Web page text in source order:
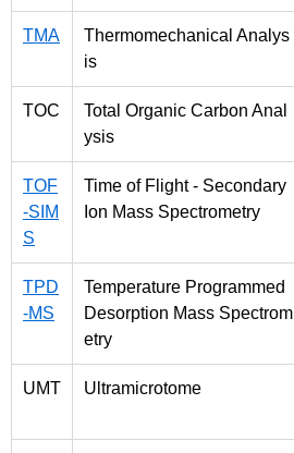
TMA
Thermomechanical Analys
is
TOC
Total Organic Carbon Anal
ysis
TOF
-SIM
S
Time of Flight - Secondary
Ion Mass Spectrometry
TPD
-MS
Temperature Programmed
Desorption Mass Spectrom
etry
UMT Ultramicrotome